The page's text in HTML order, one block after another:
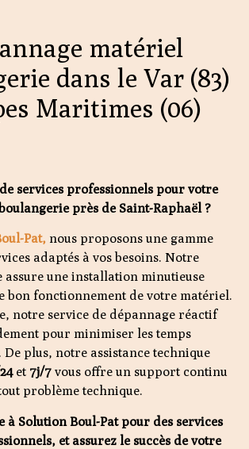
matériel
dans le Var (83)
Maritimes (06)
services professionnels pour votre
près de Saint-Raphaël ?
Pat, nous proposons une gamme
adaptés à vos besoins. Notre
assure une installation minutieuse
bon fonctionnement de votre matériel.
notre service de dépannage réactif
pour minimiser les temps
De plus, notre assistance technique
et 7j/7 vous offre un support continu
problème technique.
à Solution Boul-Pat pour des services
et assurez le succès de votre